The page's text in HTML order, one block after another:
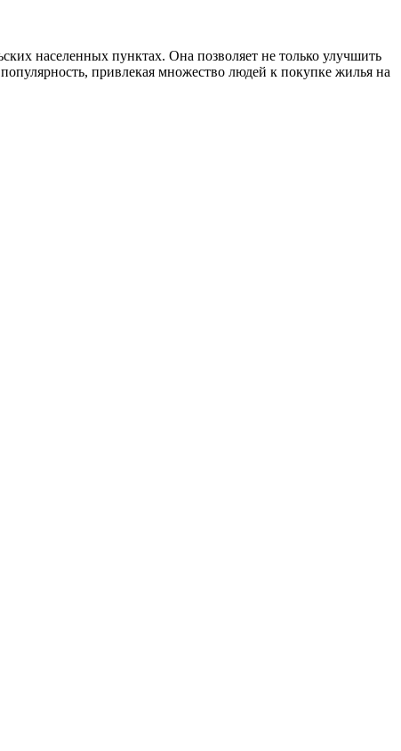
населенных пунктах. Она позволяет не только улучшить
привлекая множество людей к покупке жилья на